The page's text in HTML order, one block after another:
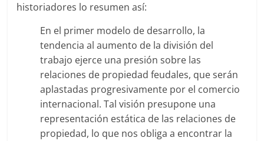
historiadores lo resumen así:
En el primer modelo de desarrollo, la
tendencia al aumento de la división del
trabajo ejerce una presión sobre las
relaciones de propiedad feudales, que serán
aplastadas progresivamente por el comercio
internacional. Tal visión presupone una
representación estática de las relaciones de
propiedad, lo que nos obliga a encontrar la